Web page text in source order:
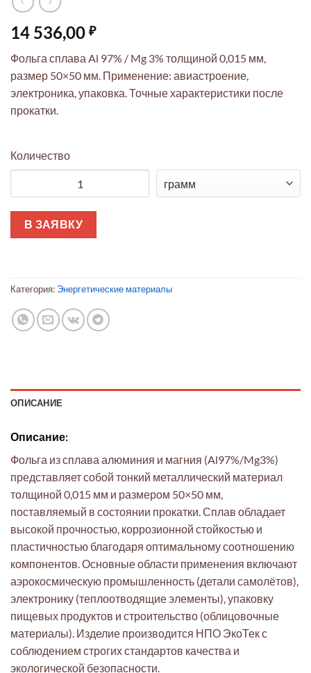
14 536,00 ₽
Фольга сплава Al 97% / Mg 3% толщиной 0,015 мм,
размер 50×50 мм. Применение: авиастроение,
электроника, упаковка. Точные характеристики после
прокатки.
Количество
В ЗАЯВКУ
Категория: Энергетические материалы
ОПИСАНИЕ
Описание:
Фольга из сплава алюминия и магния (Al97%/Mg3%)
представляет собой тонкий металлический материал
толщиной 0,015 мм и размером 50×50 мм,
поставляемый в состоянии прокатки. Сплав обладает
высокой прочностью, коррозионной стойкостью и
пластичностью благодаря оптимальному соотношению
компонентов. Основные области применения включают
аэрокосмическую промышленность (детали самолётов),
электронику (теплоотводящие элементы), упаковку
пищевых продуктов и строительство (облицовочные
материалы). Изделие производится НПО ЭкоТек с
соблюдением строгих стандартов качества и
экологической безопасности.